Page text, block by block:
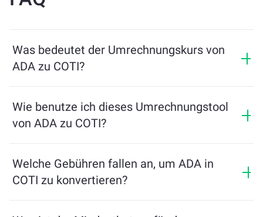
Was bedeutet der Umrechnungskurs von
ADA zu COTI?
Austausch für ADA erhalten. Dieser Kurs schwankt je
nach Marktbedingungen, Angebot und Nachfrage
Wie benutze ich dieses Umrechnungstool
von ADA zu COTI?
tauschen möchten, und das Tool berechnet die
geschätzte Menge an COTI, die Sie erhalten. Folgen Sie
Welche Gebühren fallen an, um ADA in
COTI zu konvertieren?